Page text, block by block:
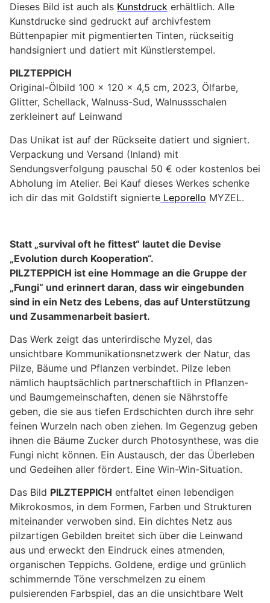
Dieses Bild ist auch als Kunstdruck erhältlich. Alle
Kunstdrucke sind gedruckt auf archivfestem
Büttenpapier mit pigmentierten Tinten, rückseitig
handsigniert und datiert mit Künstlerstempel.
PILZTEPPICH
Original-Ölbild 100 x 120 x 4,5 cm, 2023, Ölfarbe,
Glitter, Schellack, Walnuss-Sud, Walnussschalen
zerkleinert auf Leinwand
Das Unikat ist auf der Rückseite datiert und signiert.
Verpackung und Versand (Inland) mit
Sendungsverfolgung pauschal 50 € oder kostenlos bei
Abholung im Atelier. Bei Kauf dieses Werkes schenke
ich dir das mit Goldstift signierte Leporello MYZEL.
Statt „survival oft he fittest“ lautet die Devise
„Evolution durch Kooperation“.
PILZTEPPICH ist eine Hommage an die Gruppe der
„Fungi“ und erinnert daran, dass wir eingebunden
sind in ein Netz des Lebens, das auf Unterstützung
und Zusammenarbeit basiert.
Das Werk zeigt das unterirdische Myzel, das
unsichtbare Kommunikationsnetzwerk der Natur, das
Pilze, Bäume und Pflanzen verbindet. Pilze leben
nämlich hauptsächlich partnerschaftlich in Pflanzen-
und Baumgemeinschaften, denen sie Nährstoffe
geben, die sie aus tiefen Erdschichten durch ihre sehr
feinen Wurzeln nach oben ziehen. Im Gegenzug geben
ihnen die Bäume Zucker durch Photosynthese, was die
Fungi nicht können. Ein Austausch, der das Überleben
und Gedeihen aller fördert. Eine Win-Win-Situation.
Das Bild PILZTEPPICH entfaltet einen lebendigen
Mikrokosmos, in dem Formen, Farben und Strukturen
miteinander verwoben sind. Ein dichtes Netz aus
pilzartigen Gebilden breitet sich über die Leinwand
aus und erweckt den Eindruck eines atmenden,
organischen Teppichs. Goldene, erdige und grünlich
schimmernde Töne verschmelzen zu einem
pulsierenden Farbspiel, das an die unsichtbare Welt